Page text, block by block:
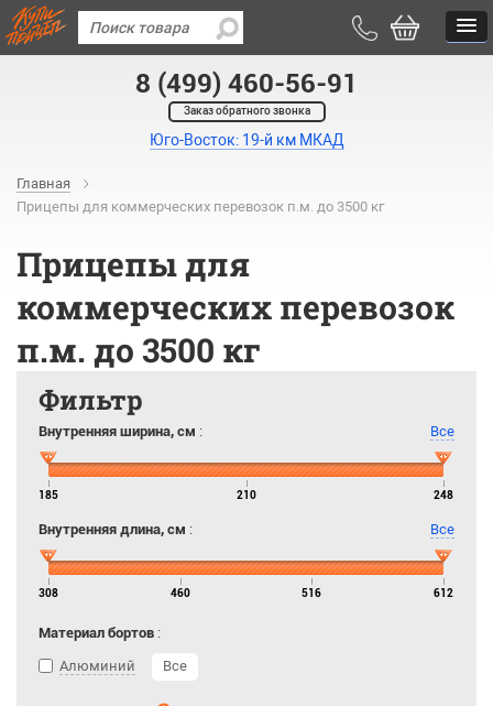
8 (499) 460-56-91
Заказ обратного звонка
Юго-Восток: 19-й км МКАД
Главная
Прицепы для коммерческих перевозок п.м. до 3500 кг
Прицепы для
коммерческих перевозок
п.м. до 3500 кг
Фильтр
Внутренняя ширина, см : Все
185 210 248
Внутренняя длина, см : Все
308 460 516 612
Материал бортов :
Алюминий
Все